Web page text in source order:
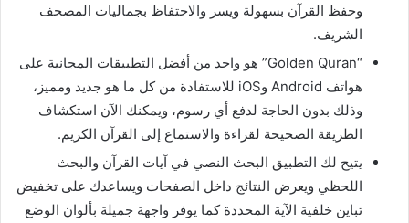
وحفظ القرآن بسهولة ويسر والاحتفاظ بجماليات المصحف
الشريف.
“Golden Quran” هو واحد من أفضل التطبيقات المجانية على
هواتف Android وiOS للاستفادة من كل ما هو جديد ومميز،
وذلك بدون الحاجة لدفع أي رسوم، ويمكنك الآن استكشاف
الطريقة الصحيحة لقراءة والاستماع إلى القرآن الكريم.
يتيح لك التطبيق البحث النصي في آيات القرآن والبحث
اللحظي ويعرض النتائج داخل الصفحات ويساعدك على تخفيض
تباين خلفية الآية المحددة كما يوفر واجهة جميلة بألوان الوضع